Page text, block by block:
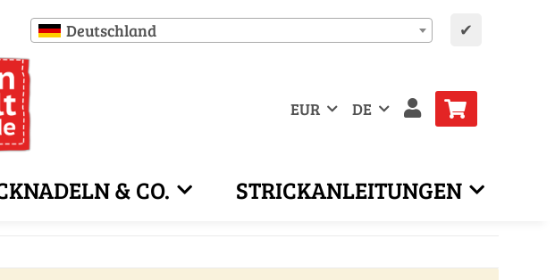
Deutschland ✔
EUR DE
& CO. STRICKANLEITUNGEN